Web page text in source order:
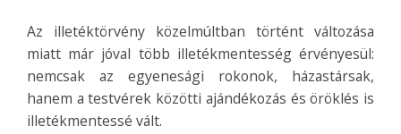
Az illetéktörvény közelmúltban történt változása
miatt már jóval több illetékmentesség érvényesül:
nemcsak az egyenesági rokonok, házastársak,
hanem a testvérek közötti ajándékozás és öröklés is
illetékmentessé vált.